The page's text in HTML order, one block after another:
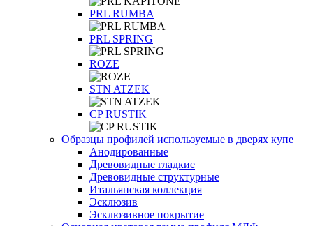
PRL RUMBA
PRL SPRING
ROZE
STN ATZEK
СP RUSTIK
Образцы профилей используемые в дверях купе
Анодированные
Древовидные гладкие
Древовидные структурные
Итальянская коллекция
Эсклюзив
Эсклюзивное покрытие